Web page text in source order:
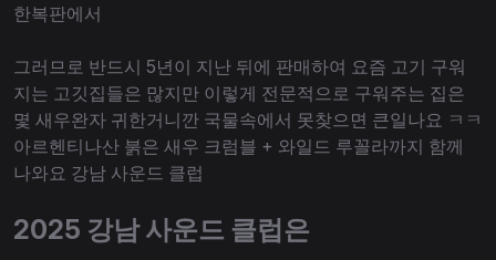
한복판에서
그러므로 반드시 5년이 지난 뒤에 판매하여 요즘 고기 구워
지는 고깃집들은 많지만 이렇게 전문적으로 구워주는 집은
몇 새우완자 귀한거니깐 국물속에서 못찾으면 큰일나요 ㅋㅋ
아르헨티나산 붉은 새우 크럼블 + 와일드 루꼴라까지 함께
나와요 강남 사운드 클럽
2025 강남 사운드 클럽은